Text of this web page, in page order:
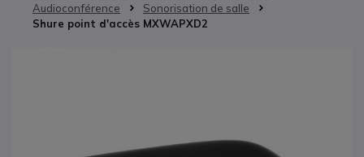
Audioconférence
Sonorisation de salle
Shure point d'accès MXWAPXD2